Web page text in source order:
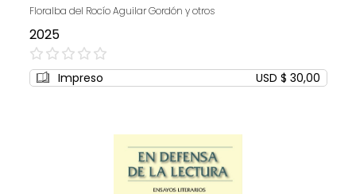
Floralba del Rocío Aguilar Gordón y otros
2025
0%
Impreso USD $ 30,00